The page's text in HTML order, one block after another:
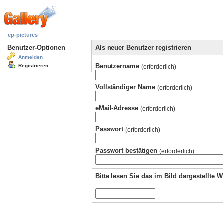
cp-pictures
Benutzer-Optionen
Anmelden
Registrieren
Als neuer Benutzer registrieren
Benutzername (erforderlich)
Vollständiger Name (erforderlich)
eMail-Adresse (erforderlich)
Passwort (erforderlich)
Passwort bestätigen (erforderlich)
Bitte lesen Sie das im Bild dargestellte